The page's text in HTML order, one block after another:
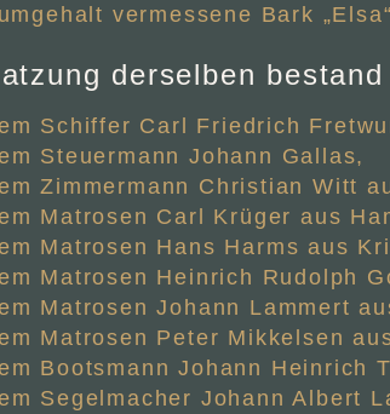
vermessene Bark
derselben bestand
Schiffer Carl Friedrich
Steuermann Johann Gallas,
Zimmermann Christian Witt
Matrosen Carl Krüger aus
Matrosen Hans Harms aus
Matrosen Heinrich Rudolph
Matrosen Johann Lammert
Matrosen Peter Mikkelsen
Bootsmann Johann Heinrich
Segelmacher Johann Albert